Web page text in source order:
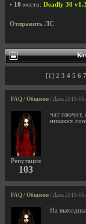
• 10 место: Deadly 30 v1.3
Отправить ЛС
[1] 2 3 4 5 6 7
FAQ / Общение | Дата 2019-
Репутация
103
чат глючит,
никаких
FAQ / Общение | Дата 2019-
На